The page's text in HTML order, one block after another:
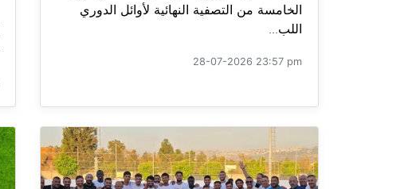
الخامسة من التصفية النهائية لأوائل الدوري
اللب...
28-07-2026 23:57 pm